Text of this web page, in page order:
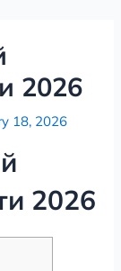
2026
18, 2026
2026